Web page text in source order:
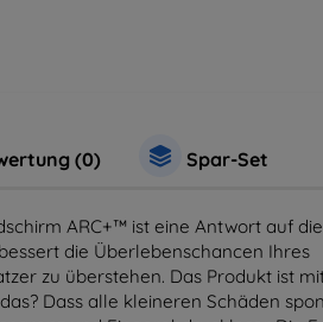
(0) Spar-Set
ARC+™ ist eine Antwort auf die
die Überlebenschancen Ihres
zu überstehen. Das Produkt ist
Dass alle kleineren Schäden